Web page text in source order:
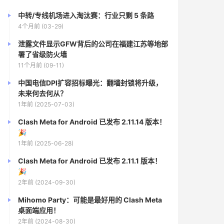
中转/专线机场进入淘汰赛：行业只剩 5 条路
4个月前 (03-29)
泄露文件显示GFW背后的公司在福建江苏等地部
署了省级防火墙
11个月前 (09-11)
中国电信DPI扩容招标曝光：翻墙封锁将升级，
未来何去何从？
1年前 (2025-07-03)
Clash Meta for Android 已发布 2.11.14 版本！
🎉
1年前 (2025-06-28)
Clash Meta for Android 已发布 2.11.1 版本！
🎉
2年前 (2024-09-30)
Mihomo Party：可能是最好用的 Clash Meta
桌面端应用！
2年前 (2024-08-30)